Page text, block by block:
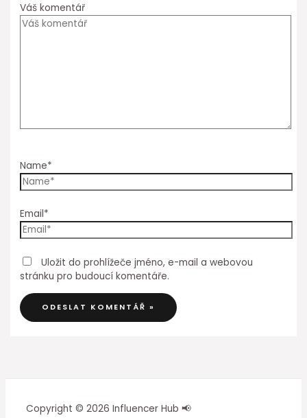
Váš komentář
Name*
Email*
Uložit do prohlížeče jméno, e-mail a webovou
stránku pro budoucí komentáře.
Copyright © 2026 Influencer Hub 📢